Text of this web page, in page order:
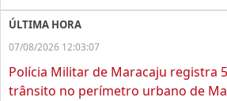
ÚLTIMA HORA
07/08/2026 12:03:07
Polícia Militar de Maracaju registra
trânsito no perímetro urbano de